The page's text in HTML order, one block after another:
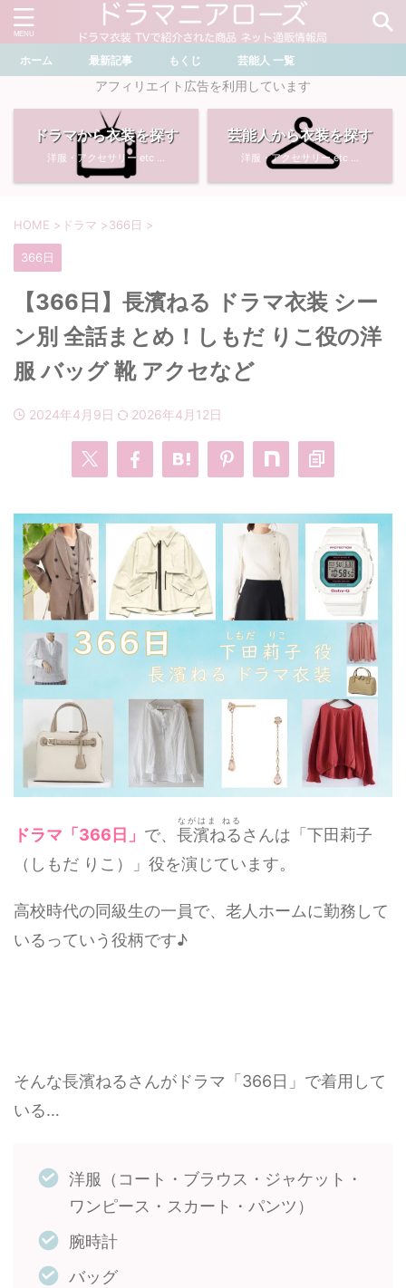
＼ ドラマ・芸能人を検索 ／
おすすめ検索ワード
川口春奈
・石原さとみ
・菜々緒
・堀田真由
・ 多部未華子
広瀬すず
あのクズ
・若草物語
・わたしの宝物
・ ライオンの隠れ家
・
・ワンピース
腕時計
ホーム 最新記事 もくじ 芸能人 一覧
アフィリエイト広告を利用しています
ドラマから衣装を探す
洋服・アクセサリー etc ...
芸能人から衣装を探す
洋服・アクセサリー etc ...
HOME > ドラマ >366日 >
366日
【366日】長濱ねる ドラマ衣装 シー
ン別 全話まとめ！しもだ りこ役の洋
服 バッグ 靴 アクセなど
2024年4月9日 2026年4月12日
ドラマ「366日」 で、 長濱ねる
ながはま ねる
さんは「下田莉子
（しもだ りこ）」役を演じています。
高校時代の同級生の一員で、老人ホームに勤務して
いるっていう役柄です♪
そんな長濱ねるさんがドラマ「366日」で着用して
いる…
洋服（コート・ブラウス・ジャケット・
ワンピース・スカート・パンツ）
腕時計
バッグ